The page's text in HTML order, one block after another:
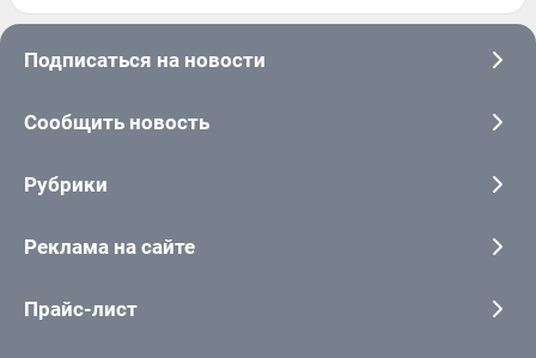
Подписаться на новости
Сообщить новость
Рубрики
Реклама на сайте
Прайс-лист